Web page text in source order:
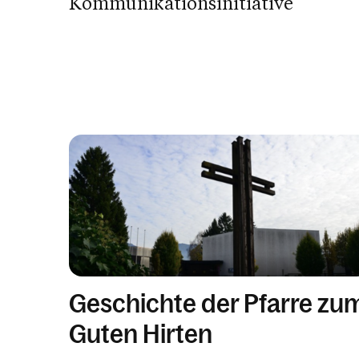
Geschichte der Pfarre
Guten Hirten